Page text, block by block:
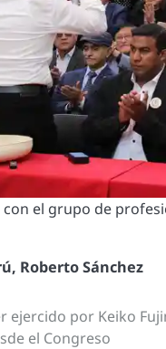
el grupo de
, Roberto Sánchez
ejercido por Keiko
el Congreso